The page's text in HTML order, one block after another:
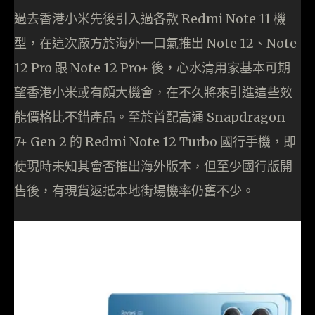
過去香港小米先後引入過各款 Redmi Note 11 機
型，在這次廠方於海外一口氣推出 Note 12、Note
12 Pro 跟 Note 12 Pro+ 後，心水清用家基本可期
望香港小米或有頗大機會，在不久將來引進這些效
能價格比不錯產品。至於首配高通 Snapdragon
7+ Gen 2 的 Redmi Note 12 Turbo 國行手機，即
使現時未知其會否推出海外版本，但至少國行版開
售後，有現貨返抵本地街場機率仍舊不少。